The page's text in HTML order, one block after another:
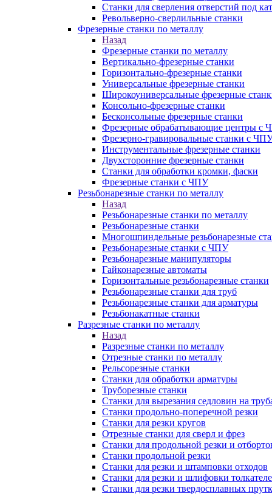
Станки для сверления отверстий под
Револьверно-сверлильные станки
Фрезерные станки по металлу
Назад
Фрезерные станки по металлу
Вертикально-фрезерные станки
Горизонтально-фрезерные станки
Универсальные фрезерные станки
Широкоуниверсальные фрезерные
Консольно-фрезерные станки
Бесконсольные фрезерные станки
Фрезерные обрабатывающие центры с
Фрезерно-гравировальные станки с
Инструментальные фрезерные станки
Двухсторонние фрезерные станки
Станки для обработки кромки, фаски
Фрезерные станки с ЧПУ
Резьбонарезные станки по металлу
Назад
Резьбонарезные станки по металлу
Резьбонарезные станки
Многошпиндельные резьбонарезные
Резьбонарезные станки с ЧПУ
Резьбонарезные манипуляторы
Гайконарезные автоматы
Горизонтальные резьбонарезные станки
Резьбонарезные станки для труб
Резьбонарезные станки для арматуры
Резьбонакатные станки
Разрезные станки по металлу
Назад
Разрезные станки по металлу
Отрезные станки по металлу
Рельсорезные станки
Станки для обработки арматуры
Труборезные станки
Станки для вырезания седловин на
Станки продольно-поперечной резки
Станки для резки кругов
Отрезные станки для сверл и фрез
Станки для продольной резки и
Станки продольной резки
Станки для резки и штамповки отходов
Станки для резки и шлифовки
Станки для резки твердосплавных